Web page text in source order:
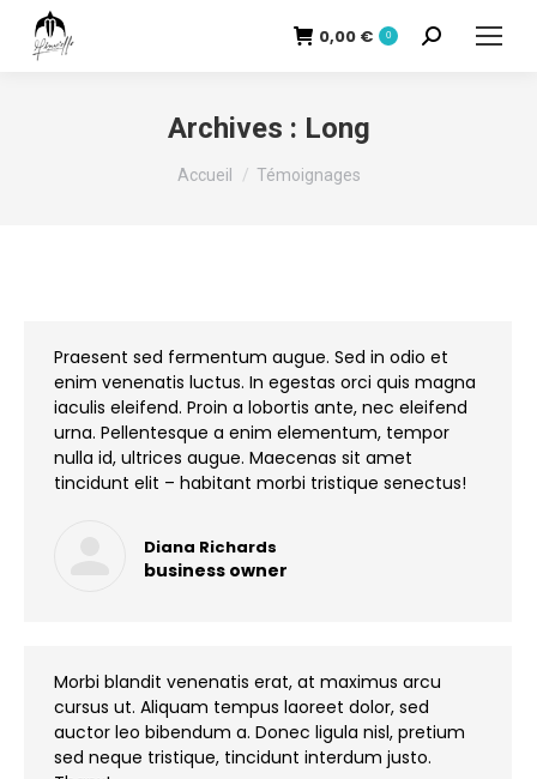
0,00 € 0
Recherche
Archives : Long
Accueil Témoignages
Praesent sed fermentum augue. Sed in odio et
enim venenatis luctus. In egestas orci quis magna
iaculis eleifend. Proin a lobortis ante, nec eleifend
urna. Pellentesque a enim elementum, tempor
nulla id, ultrices augue. Maecenas sit amet
tincidunt elit – habitant morbi tristique senectus!
Diana Richards
business owner
Morbi blandit venenatis erat, at maximus arcu
cursus ut. Aliquam tempus laoreet dolor, sed
auctor leo bibendum a. Donec ligula nisl, pretium
sed neque tristique, tincidunt interdum justo.